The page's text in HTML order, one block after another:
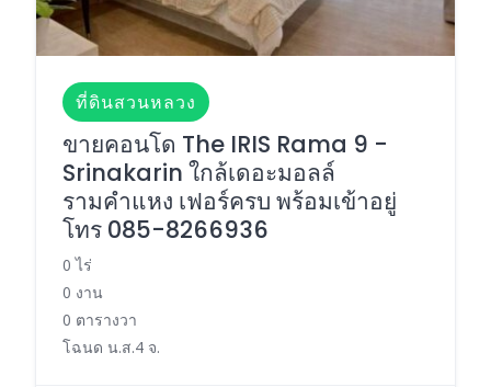
ที่ดินสวนหลวง
ขายคอนโด The IRIS Rama 9 -
Srinakarin ใกล้เดอะมอลล์
รามคำแหง เฟอร์ครบ พร้อมเข้าอยู่
โทร 085-8266936
0 ไร่
0 งาน
0 ตารางวา
โฉนด น.ส.4 จ.